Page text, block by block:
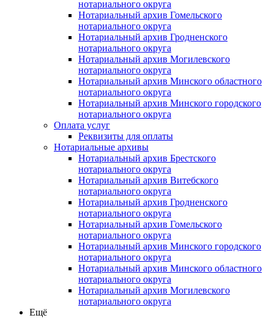
нотариального округа
Нотариальный архив Гомельского
нотариального округа
Нотариальный архив Гродненского
нотариального округа
Нотариальный архив Могилевского
нотариального округа
Нотариальный архив Минского областного
нотариального округа
Нотариальный архив Минского городского
нотариального округа
Оплата услуг
Реквизиты для оплаты
Нотариальные архивы
Нотариальный архив Брестского
нотариального округа
Нотариальный архив Витебского
нотариального округа
Нотариальный архив Гродненского
нотариального округа
Нотариальный архив Гомельского
нотариального округа
Нотариальный архив Минского городского
нотариального округа
Нотариальный архив Минского областного
нотариального округа
Нотариальный архив Могилевского
нотариального округа
Ещё